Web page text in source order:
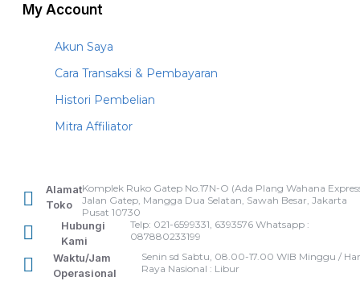
My Account
Akun Saya
Cara Transaksi & Pembayaran
Histori Pembelian
Mitra Affiliator
Alamat
Toko
Komplek Ruko Gatep No.17N-O (Ada Plang Wahana
Jalan Gatep, Mangga Dua Selatan, Sawah Besar, Jakarta
Pusat 10730
Hubungi
Kami
Telp: 021-6599331, 6393576 Whatsapp :
087880233199
Waktu/Jam
Operasional
Senin sd Sabtu, 08.00-17.00 WIB Minggu /
Raya Nasional : Libur